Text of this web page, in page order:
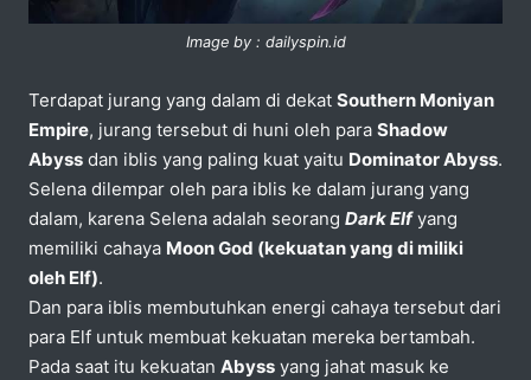
Image by : dailyspin.id
Terdapat jurang yang dalam di dekat Southern Moniyan
Empire, jurang tersebut di huni oleh para Shadow
Abyss dan iblis yang paling kuat yaitu Dominator Abyss.
Selena dilempar oleh para iblis ke dalam jurang yang
dalam, karena Selena adalah seorang Dark Elfyang
memiliki cahaya Moon God (kekuatan yang di miliki
oleh Elf).
Dan para iblis membutuhkan energi cahaya tersebut dari
para Elf untuk membuat kekuatan mereka bertambah.
Pada saat itu kekuatan Abyss yang jahat masuk ke